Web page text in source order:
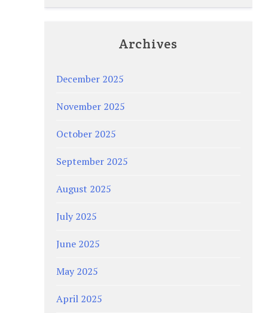
Archives
December 2025
November 2025
October 2025
September 2025
August 2025
July 2025
June 2025
May 2025
April 2025